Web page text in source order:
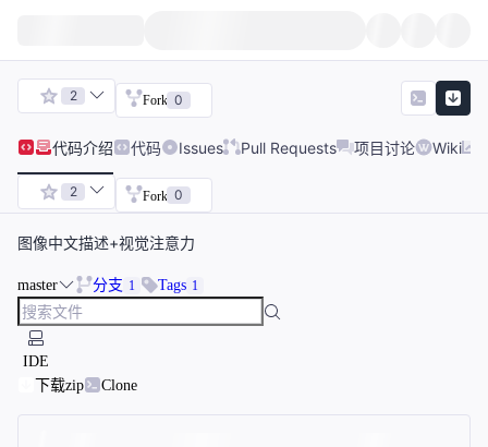
2 Fork 0
代码介绍 代码 Issues Pull Requests 项目讨论 Wiki
2 Fork 0
图像中文描述+视觉注意力
master 分支 1 Tags 1
IDE
下载zip
Clone